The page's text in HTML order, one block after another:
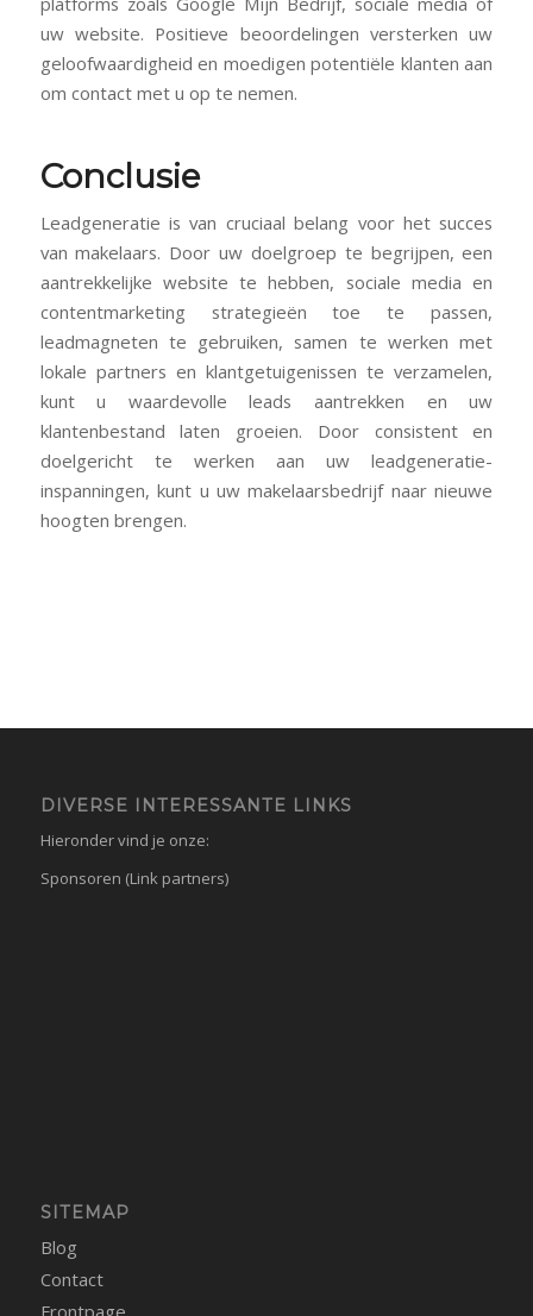
uw website. Positieve beoordelingen versterken uw
geloofwaardigheid en moedigen potentiële klanten aan
om contact met u op te nemen.
Conclusie
Leadgeneratie is van cruciaal belang voor het succes
van makelaars. Door uw doelgroep te begrijpen, een
aantrekkelijke website te hebben, sociale media en
contentmarketing strategieën toe te passen,
leadmagneten te gebruiken, samen te werken met
lokale partners en klantgetuigenissen te verzamelen,
kunt u waardevolle leads aantrekken en uw
klantenbestand laten groeien. Door consistent en
doelgericht te werken aan uw leadgeneratie-
inspanningen, kunt u uw makelaarsbedrijf naar nieuwe
hoogten brengen.
DIVERSE INTERESSANTE LINKS
Hieronder vind je onze:
Sponsoren (Link partners)
SITEMAP
Blog
Contact